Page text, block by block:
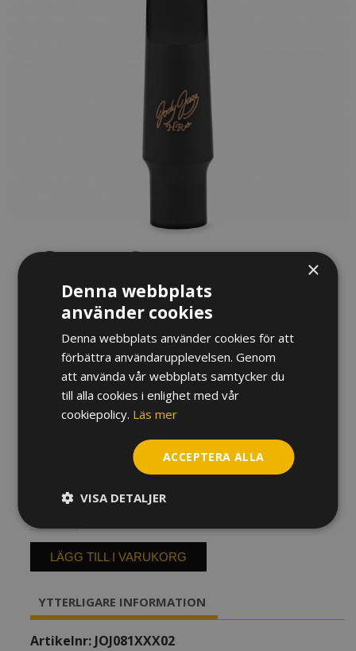
MUNSTYCKE JODY JAZZ HR*
BARYTONSAXOFON, EBONIT
Munstycke
Jazz
HR*
Barytonsaxofon,
mängd
LÄGG TILL I VARUKORG
YTTERLIGARE INFORMATION
Artikelnr: JOJ081XXX02
×
Denna webbplats
använder cookies
Denna webbplats använder cookies för att
förbättra användarupplevelsen. Genom
att använda vår webbplats samtycker du
till alla cookies i enlighet med vår
cookiepolicy. Läs mer
ACCEPTERA ALLA
VISA DETALJER